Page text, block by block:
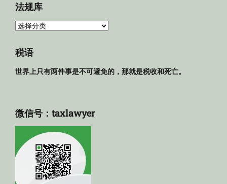
法规库
法
库
税语
世界上只有两件事是不可避免的，那就是税收和死亡。
微信号：taxlawyer